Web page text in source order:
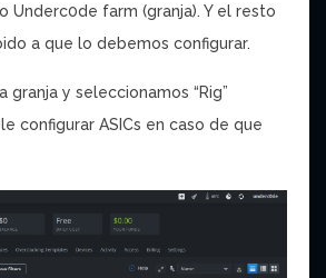
Underc0de farm (granja). Y el resto
a que lo debemos configurar.
granja y seleccionamos “Rig”
configurar ASICs en caso de que